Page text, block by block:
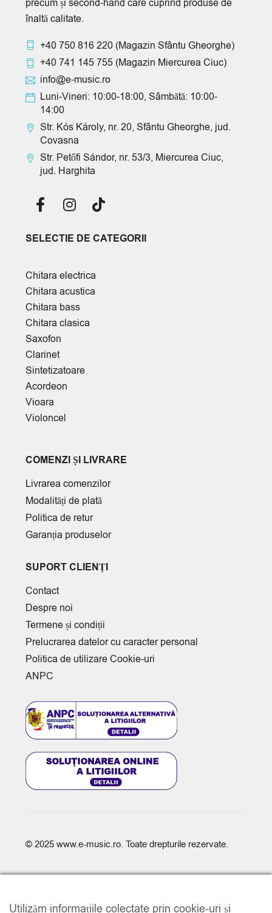
precum și second-hand care cuprind produse de
înaltă calitate.
+40 750 816 220 (Magazin Sfântu Gheorghe)
+40 741 145 755 (Magazin Miercurea Ciuc)
info@e-music.ro
Luni-Vineri: 10:00-18:00, Sâmbătă: 10:00-
14:00
Str. Kós Károly, nr. 20, Sfântu Gheorghe, jud.
Covasna
Str. Petőfi Sándor, nr. 53/3, Miercurea Ciuc,
jud. Harghita
SELECTIE DE CATEGORII
Chitara electrica
Chitara acustica
Chitara bass
Chitara clasica
Saxofon
Clarinet
Sintetizatoare
Acordeon
Vioara
Violoncel
COMENZI ȘI LIVRARE
Livrarea comenzilor
Modalități de plată
Politica de retur
Garanția produselor
SUPORT CLIENȚI
Contact
Despre noi
Termene și condiții
Prelucrarea datelor cu caracter personal
Politica de utilizare Cookie-uri
ANPC
© 2025 www.e-music.ro. Toate drepturile rezervate.
Utilizăm informațiile colectate prin cookie-uri și